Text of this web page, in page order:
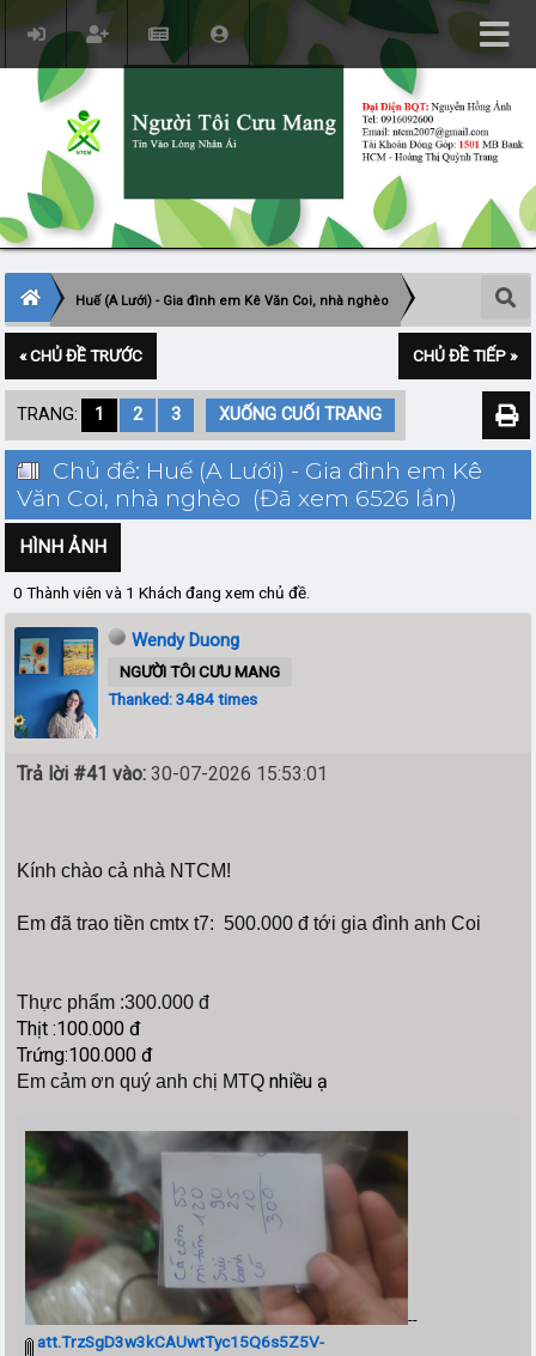
Huế (A Lưới) - Gia đình em Kê Văn Coi, nhà nghèo
« CHỦ ĐỀ TRƯỚC CHỦ ĐỀ TIẾP »
TRANG: 1 2 3 XUỐNG CUỐI TRANG
Chủ đề: Huế (A Lưới) - Gia đình em Kê
Văn Coi, nhà nghèo (Đã xem 6526 lần)
HÌNH ẢNH
0 Thành viên và 1 Khách đang xem chủ đề.
Wendy Duong
NGƯỜI TÔI CƯU MANG
Thanked: 3484 times
Trả lời #41 vào: 30-07-2026 15:53:01
Kính chào cả nhà NTCM!
Em đã trao tiền cmtx t7: 500.000 đ tới gia đình anh Coi
Thực phẩm :300.000 đ
Thịt :100.000 đ
Trứng:100.000 đ
Em cảm ơn quý anh chị MTQnhiều ạ
--
att.TrzSgD3w3kCAUwtTyc15Q6s5Z5V-